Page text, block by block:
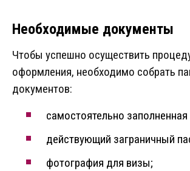
Необходимые документы
Чтобы успешно осуществить
оформления, необходимо собрать
документов:
самостоятельно заполненная
действующий заграничный
фотография для визы;